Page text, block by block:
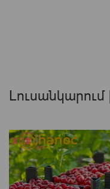
Լուսանկարում